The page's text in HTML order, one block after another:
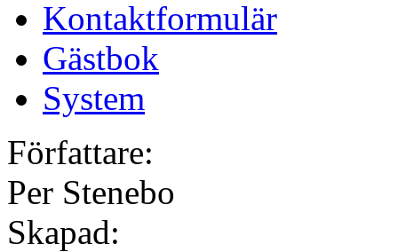
Kontaktformulär
Gästbok
System
Författare:
Per Stenebo
Skapad: